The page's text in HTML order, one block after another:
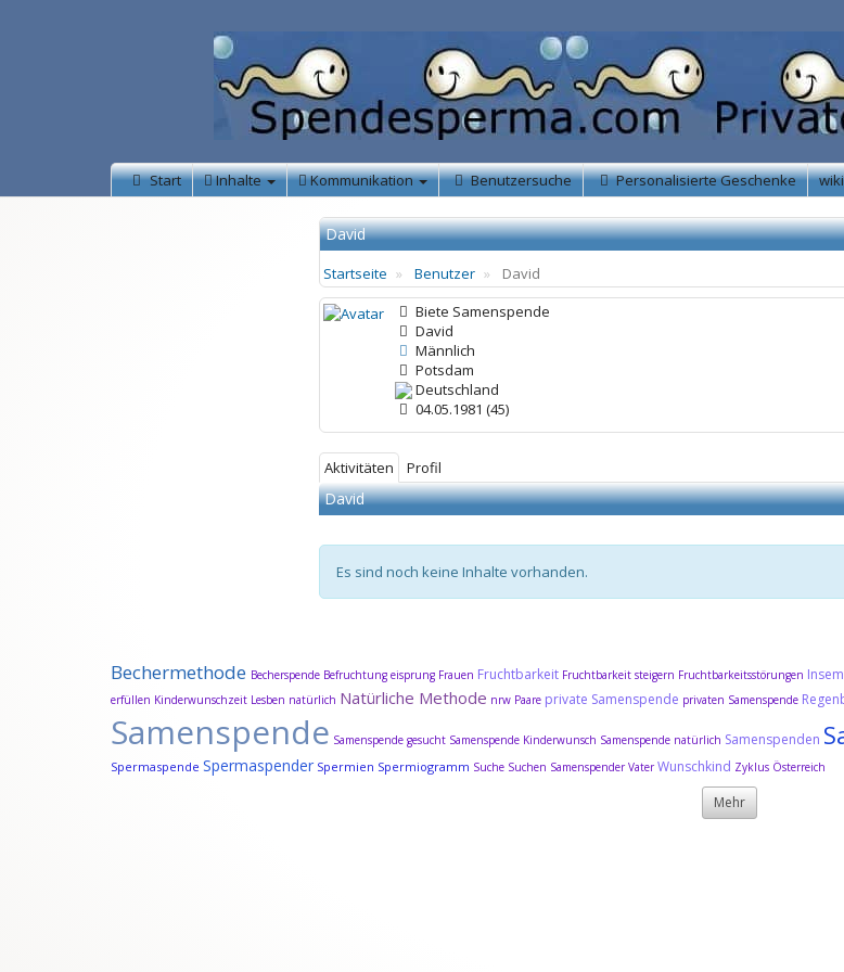
Start Inhalte Kommunikation Benutzersuche Personalisierte Geschenke wiki
David
Startseite Benutzer
David
Biete Samenspende
David
Männlich
Potsdam
Deutschland
04.05.1981 (45)
Aktivitäten Profil
David
Es sind noch keine Inhalte vorhanden.
Bechermethode Becherspende Befruchtung eisprung Frauen Fruchtbarkeit Fruchtbarkeit steigern Fruchtbarkeitsstörungen
erfüllen Kinderwunschzeit Lesben natürlich Natürliche Methode nrw Paare private Samenspende privaten Samenspende
Samenspende Samenspende gesucht Samenspende Kinderwunsch Samenspende natürlich Samenspenden
Spermaspende Spermaspender Spermien Spermiogramm Suche Suchen Samenspender VaterWunschkind Zyklus Österreich
Mehr